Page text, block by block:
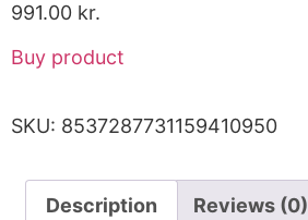
991.00 kr.
Buy product
SKU: 8537287731159410950
Description Reviews (0)